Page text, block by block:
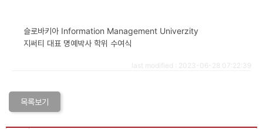
슬로바키아 Information Management Univerzity
지써티 대표 명예박사 학위 수여식
last modified : 2023-06-28 07:22:39
목록보기